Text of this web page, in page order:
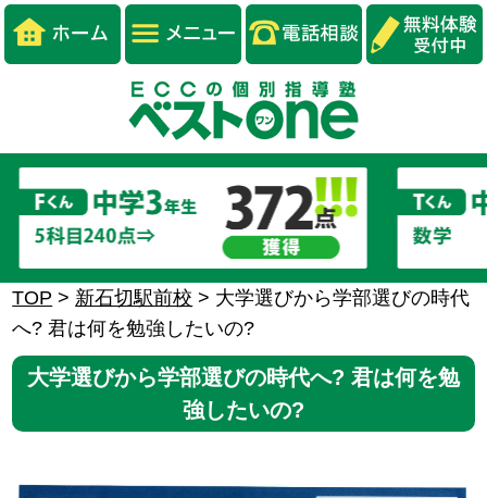
TOP > 新石切駅前校 > 大学選びから学部選びの時代
へ? 君は何を勉強したいの?
大学選びから学部選びの時代へ? 君は何を勉
強したいの?